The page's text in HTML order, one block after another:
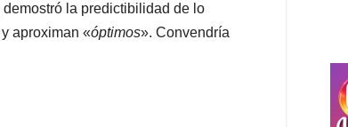
demostró la predictibilidad de lo
aproximan «óptimos». Convendría